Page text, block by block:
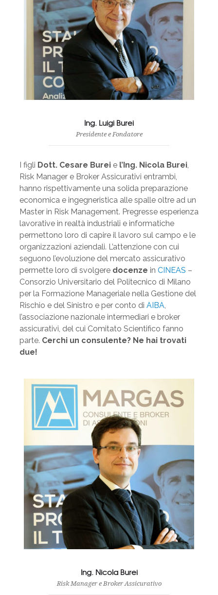
Ing. Luigi Burei
Presidente e Fondatore
I figli Dott. Cesare Burei e l’Ing. Nicola Burei,
Risk Manager e Broker Assicurativi entrambi,
hanno rispettivamente una solida preparazione
economica e ingegneristica alle spalle oltre ad un
Master in Risk Management. Pregresse esperienza
lavorative in realtà industriali e informatiche
permettono loro di capire il lavoro sul campo e le
organizzazioni aziendali. L’attenzione con cui
seguono l’evoluzione del mercato assicurativo
permette loro di svolgere docenze in CINEAS –
Consorzio Universitario del Politecnico di Milano
per la Formazione Manageriale nella Gestione del
Rischio e del Sinistro e per conto di AIBA,
l’associazione nazionale intermediari e broker
assicurativi, del cui Comitato Scientifico fanno
parte. Cerchi un consulente? Ne hai trovati
due!
Ing. Nicola Burei
Risk Manager e Broker Assicurativo